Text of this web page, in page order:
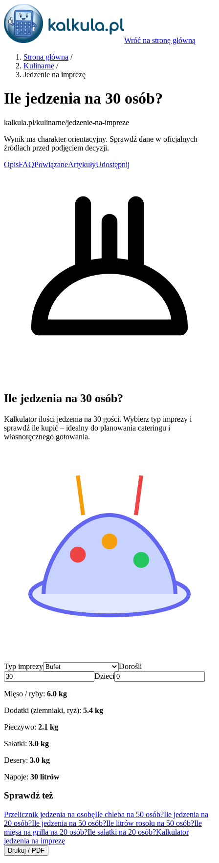
Wróć na stronę główną
Strona główna /
Kulinarne /
Jedzenie na imprezę
Ile jedzenia na 30 osób?
kalkula.pl/kulinarne/jedzenie-na-impreze
Wynik ma charakter orientacyjny. Sprawdź dane w oficjalnych
źródłach przed podjęciem decyzji.
OpisFAQPowiązaneArtykułyUdostępnij
Ile jedzenia na 30 osób?
Kalkulator ilości jedzenia na 30 gości. Wybierz typ imprezy i
sprawdź ile kupić – idealny do planowania cateringu i
własnoręcznego gotowania.
Typ imprezy
Dorośli
Dzieci
Mięso / ryby: 6.0 kg
Dodatki (ziemniaki, ryż): 5.4 kg
Pieczywo: 2.1 kg
Sałatki: 3.0 kg
Desery: 3.0 kg
Napoje: 30 litrów
Sprawdź też
Przelicznik jedzenia na osobęIle chleba na 50 osób?Ile jedzenia na
20 osób?Ile jedzenia na 50 osób?Ile litrów rosołu na 50 osób?Ile
mięsa na grilla na 20 osób?Ile sałatki na 20 osób?Kalkulator
jedzenia na imprezę
Drukuj / PDF